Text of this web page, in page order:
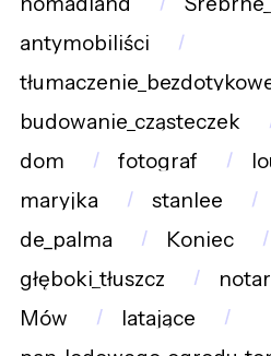
antymobiliści
budowanie_cząsteczek
dom
fotograf
maryjka
stanlee
de_palma
Koniec
głęboki_tłuszcz
Mów
latające